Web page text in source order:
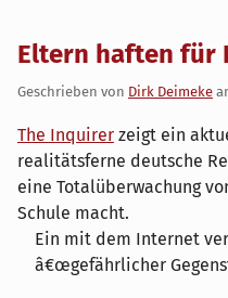
Eltern haften für
Geschrieben von Dirk Deimeke
The Inquirer zeigt ein
realitätsferne deutsche
eine Totalüberwachung
Schule macht.
Ein mit dem Internet
â€œgefährlicher